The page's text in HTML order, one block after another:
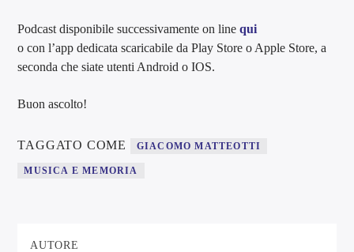
Podcast disponibile successivamente on linequi
o con l’app dedicata scaricabile da Play Store o Apple Store, a
seconda che siate utenti Android o IOS.
Buon ascolto!
TAGGATO COME GIACOMO MATTEOTTI
MUSICA E MEMORIA
AUTORE